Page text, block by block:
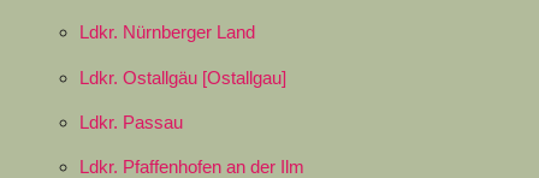
Ldkr. Nürnberger Land
Ldkr. Ostallgäu [Ostallgau]
Ldkr. Passau
Ldkr. Pfaffenhofen an der Ilm